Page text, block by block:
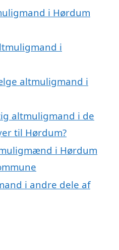
i Hørdum
i
altmuligmand i
altmuligmand i de
til Hørdum?
i Hørdum
i andre dele af